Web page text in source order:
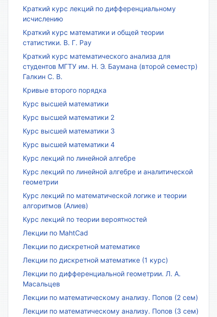
Краткий курс лекций по дифференциальному
исчислению
Краткий курс математики и общей теории
статистики. В. Г. Рау
Краткий курс математического анализа для
студентов МГТУ им. Н. Э. Баумана (второй семестр)
Галкин С. В.
Кривые второго порядка
Курс высшей математики
Курс высшей математики 2
Курс высшей математики 3
Курс высшей математики 4
Курс лекций по линейной алгебре
Курс лекций по линейной алгебре и аналитической
геометрии
Курс лекций по математической логике и теории
алгоритмов (Алиев)
Курс лекций по теории вероятностей
Лекции по MahtCad
Лекции по дискретной математике
Лекции по дискретной математике (1 курс)
Лекции по дифференциальной геометрии. Л. А.
Масальцев
Лекции по математическому анализу. Попов (2 сем)
Лекции по математическому анализу. Попов (3 сем)